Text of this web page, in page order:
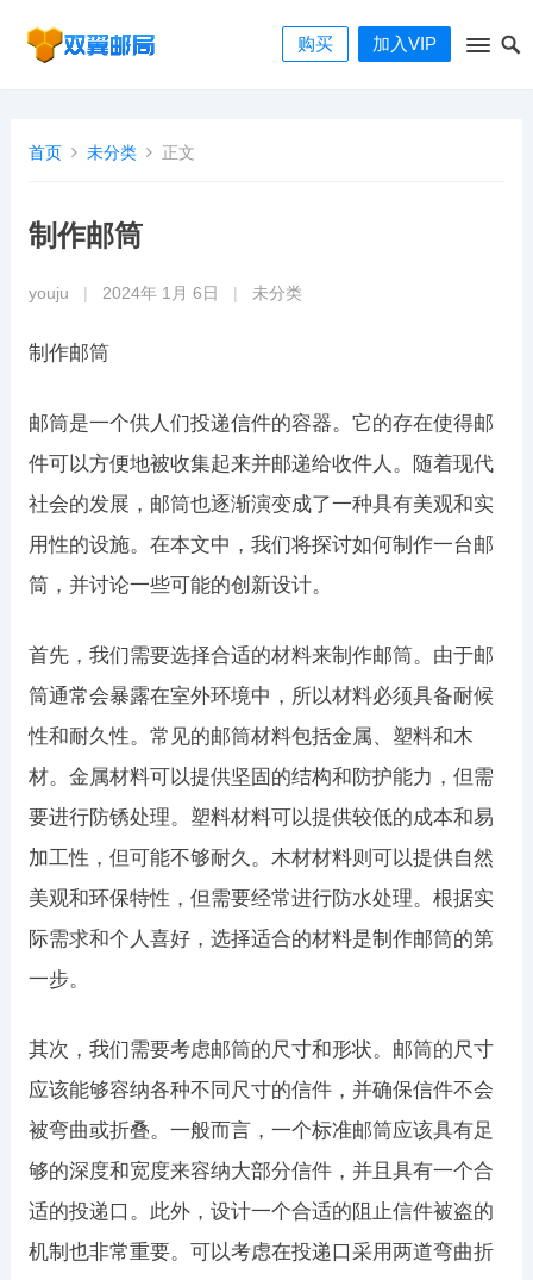
购买 加入VIP
首页 未分类 正文
制作邮筒
youju 2024年 1月 6日 未分类
制作邮筒
邮筒是一个供人们投递信件的容器。它的存在使得邮
件可以方便地被收集起来并邮递给收件人。随着现代
社会的发展，邮筒也逐渐演变成了一种具有美观和实
用性的设施。在本文中，我们将探讨如何制作一台邮
筒，并讨论一些可能的创新设计。
首先，我们需要选择合适的材料来制作邮筒。由于邮
筒通常会暴露在室外环境中，所以材料必须具备耐候
性和耐久性。常见的邮筒材料包括金属、塑料和木
材。金属材料可以提供坚固的结构和防护能力，但需
要进行防锈处理。塑料材料可以提供较低的成本和易
加工性，但可能不够耐久。木材材料则可以提供自然
美观和环保特性，但需要经常进行防水处理。根据实
际需求和个人喜好，选择适合的材料是制作邮筒的第
一步。
其次，我们需要考虑邮筒的尺寸和形状。邮筒的尺寸
应该能够容纳各种不同尺寸的信件，并确保信件不会
被弯曲或折叠。一般而言，一个标准邮筒应该具有足
够的深度和宽度来容纳大部分信件，并且具有一个合
适的投递口。此外，设计一个合适的阻止信件被盗的
机制也非常重要。可以考虑在投递口采用两道弯曲折